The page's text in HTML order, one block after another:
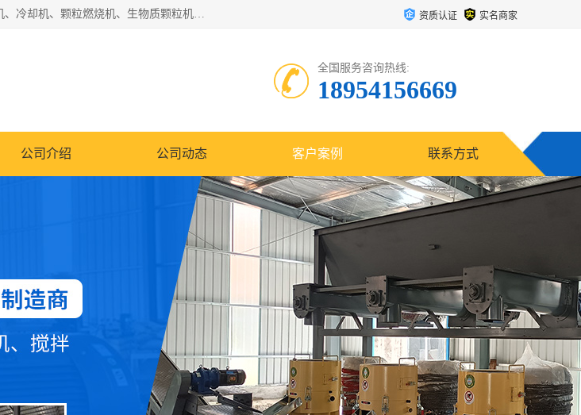
济南恒瑞达机械有限公司主营：颗粒机、环模颗粒机、平模颗粒机、粉碎机、滚筒筛分机、冷却机、颗粒燃烧机、生物质颗粒机、木屑颗粒机、秸秆颗粒机、饲料颗粒机、燃料颗粒机、木材粉碎机、秸秆粉碎机、饲料粉碎机、颗粒冷却机、锯末滚筒筛、锤片粉碎机、滚筒筛、搅拌机等产品。 资质认证 实名商家
全国服务咨询热线:
18954156669
公司介绍 公司动态 客户案例 联系方式